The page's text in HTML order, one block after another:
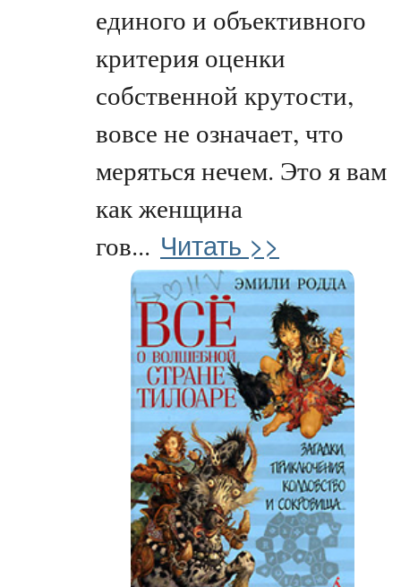
единого и объективного
критерия оценки
собственной крутости,
вовсе не означает, что
меряться нечем. Это я вам
как женщина
гов... Читать >>